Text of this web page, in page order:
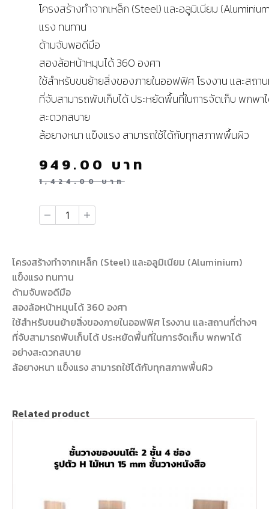
โครงสร้างทำจากเหล็ก (Steel) และอลูมิเนียม
แรง ทนทาน
ด้ามจับพอดีมือ
สองล้อหน้าหมุนได้ 360 องศา
ใช้สำหรับขนย้ายสิ่งของภายในออฟฟิศ โรงงาน และสถา
ที่จับสามารถพับเก็บได้ ประหยัดพื้นที่ในการจัดเก็บ พกพา
สะดวกสบาย
ล้อยางหนา แข็งแรง สามารถใช้ได้กับทุกสภาพพื้นผิว
1,424.00บาท
949.00 บาท
โครงสร้างทำจากเหล็ก (Steel) และอลูมิเนียม (Aluminium)
แข็งแรง ทนทาน
ด้ามจับพอดีมือ
สองล้อหน้าหมุนได้ 360 องศา
ใช้สำหรับขนย้ายสิ่งของภายในออฟฟิศ โรงงาน และสถานที่ต่างๆ
ที่จับสามารถพับเก็บได้ ประหยัดพื้นที่ในการจัดเก็บ พกพาได้
อย่างสะดวกสบาย
ล้อยางหนา แข็งแรง สามารถใช้ได้กับทุกสภาพพื้นผิว
Related product